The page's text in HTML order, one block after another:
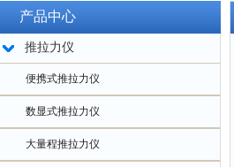
产品中心
推拉力仪
便携式推拉力仪
数显式推拉力仪
大量程推拉力仪